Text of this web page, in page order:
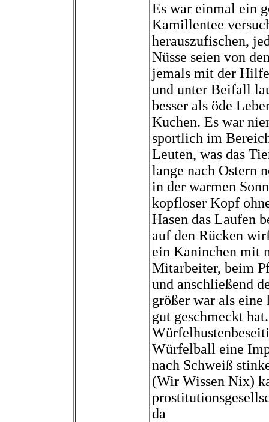
Es war einmal ein
Kamillentee
herauszufischen,
Nüsse seien von
jemals mit der
und unter Beifall
besser als öde
Kuchen. Es war
sportlich im
Leuten, was das
lange nach Ostern
in der warmen
kopfloser Kopf
Hasen das Laufen
auf den Rücken
ein Kaninchen mit
Mitarbeiter, beim
und anschließend
größer war als eine
gut geschmeckt
Würfelball eine
nach Schweiß
(Wir Wissen Nix)
da